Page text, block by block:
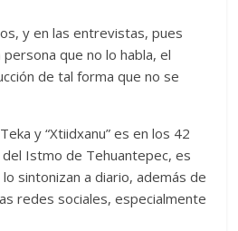
y en las entrevistas, pues
que no lo habla, el
de tal forma que no se
y “Xtiidxanu” es en los 42
Istmo de Tehuantepec, es
sintonizan a diario, además de
redes sociales, especialmente